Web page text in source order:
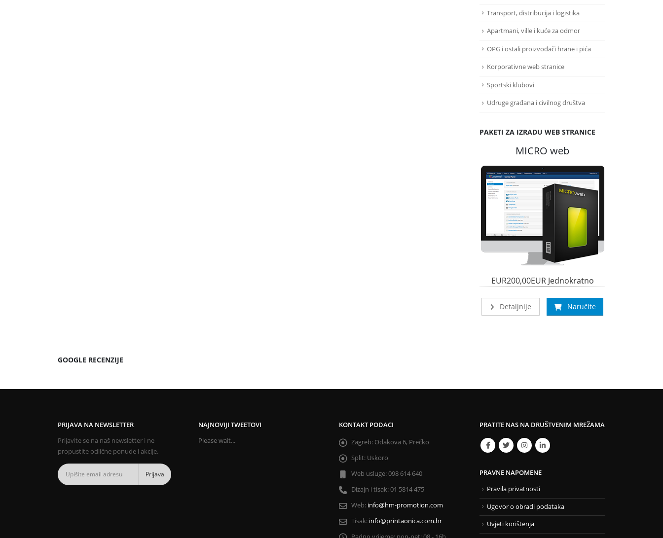
Transport, distribucija i logistika
Apartmani, ville i kuće za odmor
OPG i ostali proizvođači hrane i pića
Korporativne web stranice
Sportski klubovi
Udruge građana i civilnog društva
PAKETI ZA IZRADU WEB STRANICE
MICRO web
EUR200,00EUR Jednokratno
Detaljnije Naručite
GOOGLE RECENZIJE
PRIJAVA NA NEWSLETTER
Prijavite se na naš newsletter i ne
propustite odlične ponude i akcije.
NAJNOVIJI TWEETOVI
Please wait...
KONTAKT PODACI
Zagreb: Odakova 6, Prečko
Split: Uskoro
Web usluge:098 614 640
Dizajn i tisak:01 5814 475
Web: info@hm-promotion.com
Tisak: info@printaonica.com.hr
PRATITE NAS NA DRUŠTVENIM MREŽAMA
PRAVNE NAPOMENE
Pravila privatnosti
Ugovor o obradi podataka
Uvjeti korištenja